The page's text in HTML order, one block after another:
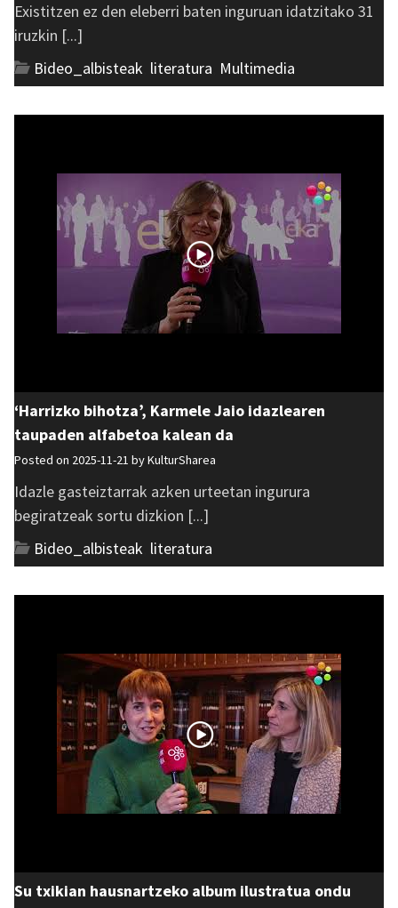
Existitzen ez den eleberri baten inguruan idatzitako 31
iruzkin [...]
Bideo_albisteak literatura Multimedia
‘Harrizko bihotza’, Karmele Jaio idazlearen
taupaden alfabetoa kalean da
Posted on 2025-11-21 byKulturSharea
Idazle gasteiztarrak azken urteetan ingurura
begiratzeak sortu dizkion [...]
Bideo_albisteak literatura
Su txikian hausnartzeko album ilustratua ondu